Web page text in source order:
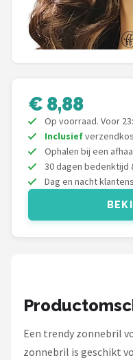
Guess
Serengeti
Alle merken →
€ 8,88
Op voorraad. Voor
Inclusief
Ophalen bij een
30 dagen bedenktijd
Dag en nacht
Een trendy zonnebril
zonnebril is geschikt